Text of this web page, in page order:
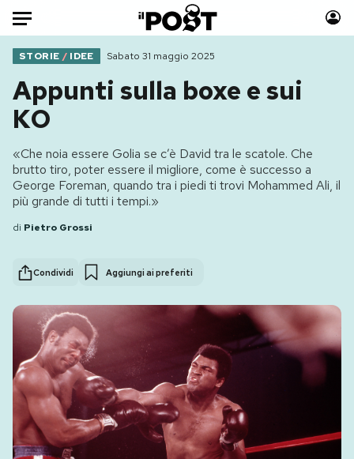
Auto
HOME
Mondo
Politica
Tecnologia
Internet
Cultura
Sport
Libri
Consumismi
Mondiali calcio 2026
PODCAST
NEWSLETTER
STORIE / IDEE Sabato 31 maggio 2025
Appunti sulla boxe e sui
KO
«Che noia essere Golia se c’è David tra le scatole. Che
brutto tiro, poter essere il migliore, come è successo a
George Foreman, quando tra i piedi ti trovi Mohammed Ali, il
più grande di tutti i tempi.»
di Pietro Grossi
Condividi Aggiungi ai preferiti